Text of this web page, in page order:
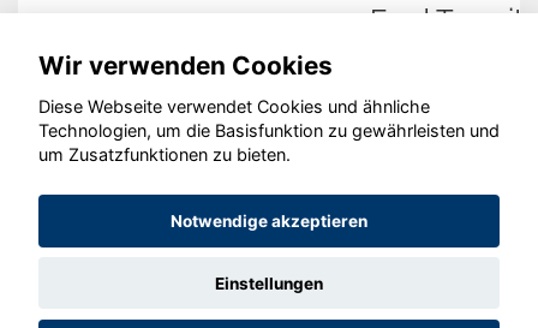
© konjunkturmotor.de GmbH 2020 - 2026
Wir verwenden Cookies
Diese Webseite verwendet Cookies und ähnliche
Technologien, um die Basisfunktion zu gewährleisten und
um Zusatzfunktionen zu bieten.
Notwendige akzeptieren
Einstellungen